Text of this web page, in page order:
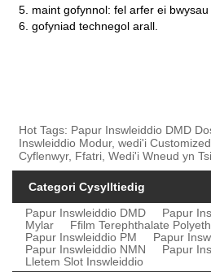
5. maint gofynnol: fel arfer ei bwysau
6. gofyniad technegol arall.
Hot Tags: Papur Inswleiddio DMD
Inswleiddio Modur, wedi'i
Cyflenwyr, Ffatri, Wedi'i Wneud yn
Categori Cysylltiedig
Papur Inswleiddio DMD
Papur
Mylar
Ffilm Terephthalate
Papur Inswleiddio PM
Papur
Papur Inswleiddio NMN
Papur
Lletem Slot Inswleiddio